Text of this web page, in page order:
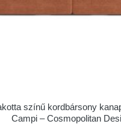
színű kordbársony
Campi – Cosmopolitan